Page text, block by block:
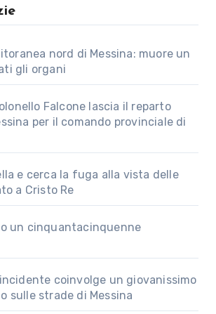
nord di Messina: muore un
gli organi
Falcone lascia il reparto
per il comando provinciale di
e cerca la fuga alla vista delle
a Cristo Re
un cinquantacinquenne
coinvolge un giovanissimo
sulle strade di Messina